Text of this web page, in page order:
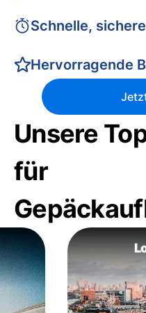
Schnelle,
Hervorragende
Unsere
für